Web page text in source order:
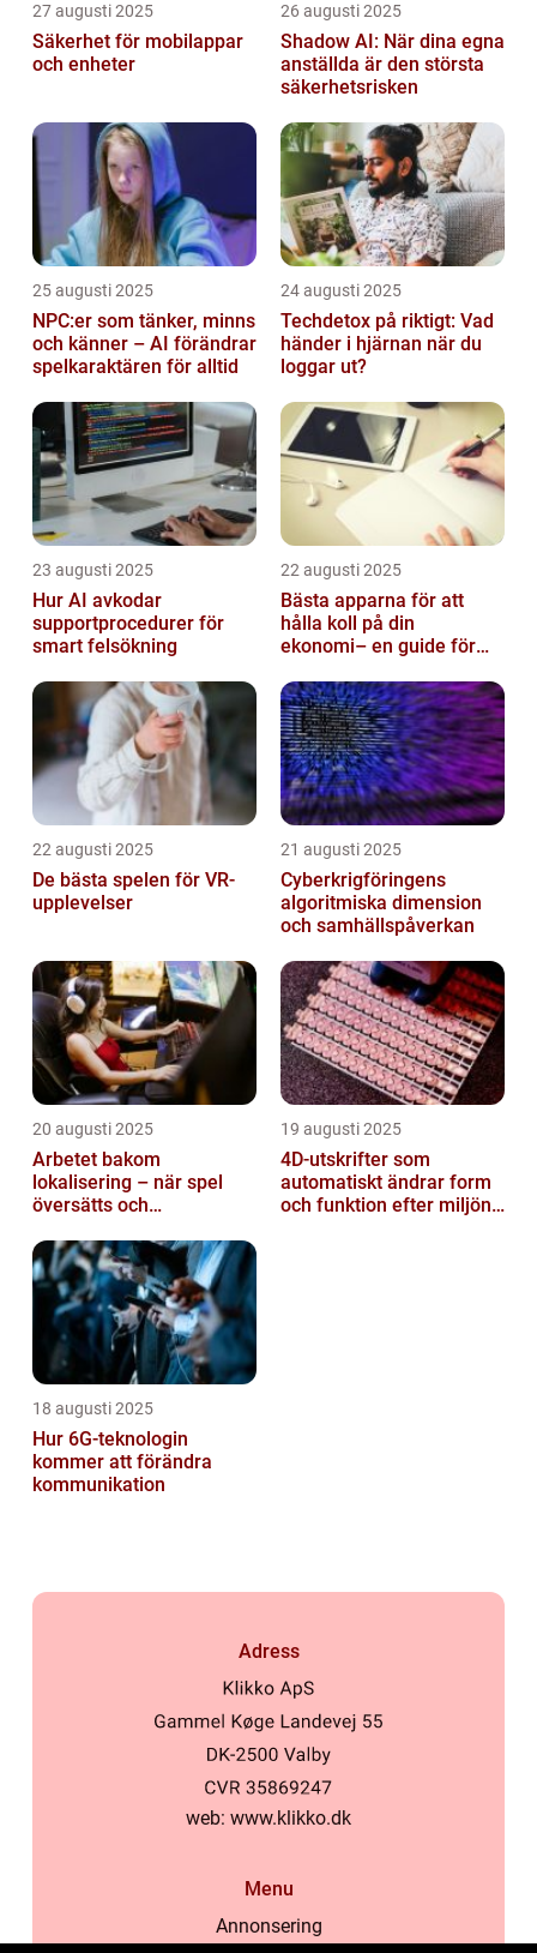
27 augusti 2025
Säkerhet för mobilappar
och enheter
26 augusti 2025
Shadow AI: När dina egna
anställda är den största
säkerhetsrisken
25 augusti 2025
NPC:er som tänker, minns
och känner – AI förändrar
spelkaraktären för alltid
24 augusti 2025
Techdetox på riktigt: Vad
händer i hjärnan när du
loggar ut?
23 augusti 2025
Hur AI avkodar
supportprocedurer för
smart felsökning
22 augusti 2025
Bästa apparna för att
hålla koll på din
ekonomi– en guide för
22 augusti 2025
De bästa spelen för VR-
upplevelser
21 augusti 2025
Cyberkrigföringens
algoritmiska dimension
och samhällspåverkan
20 augusti 2025
Arbetet bakom
lokalisering – när spel
översätts och
19 augusti 2025
4D-utskrifter som
automatiskt ändrar form
och funktion efter miljöns
18 augusti 2025
Hur 6G-teknologin
kommer att förändra
kommunikation
Adress
web: www.klikko.dk
Menu
Annonsering